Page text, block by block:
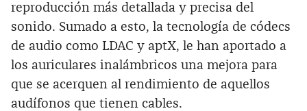
reproducción más detallada y precisa del
sonido. Sumado a esto, la tecnología de códecs
de audio como LDAC y aptX, le han aportado a
los auriculares inalámbricos una mejora para
que se acerquen al rendimiento de aquellos
audífonos que tienen cables.